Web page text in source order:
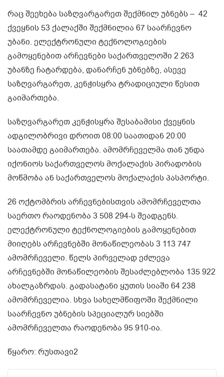
რაც შეეხება საზღვარგარეთ შექმნილ უბნებს – 42
ქვეყნის 53 ქალაქში შექმნილია 67 საარჩევნო
უბანი. ელექტრონული ტექნოლოგიების
გამოყენებით არჩევნები საქართველოში 2 263
უბანზე ჩატარდება, დანარჩენ უბნებზე, ასევე
საზღვარგარეთ, კენჭისყრა ტრადიციული წესით
გაიმართება.
საზღვარგარეთ კენჭისყრა შესაბამისი ქვეყნის
ადგილობრივი დროით 08:00 საათიდან 20:00
საათამდე გაიმართება. ამომრჩეველმა თან უნდა
იქონიოს საქართველოს მოქალაქის პირადობის
მოწმობა ან საქართველოს მოქალაქის პასპორტი.
26 ოქტომბრის არჩევნებისთვის ამომრჩეველთა
საერთო რაოდენობა 3 508 294-ს შეადგენს.
ელექტრონული ტექნოლოგიების გამოყენებით
მიიღებს არჩევნებში მონაწილეობას 3 113 747
ამომრჩეველი. წელს პირველად ეძლევა
არჩევნებში მონაწილეობის შესაძლებლობა 135 922
ახალგაზრდას. გადასატანი ყუთის სიაში 64 238
ამომრჩეველია. სხვა სახელმწიფოში შექმნილი
საარჩევნო უბნების სპეციალურ სიებში
ამომრჩეველთა რაოდენობა 95 910-ია.
წყარო: რუსთავი2